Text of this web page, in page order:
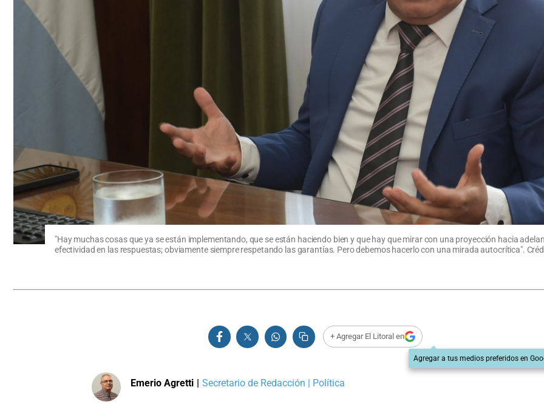
"Hay muchas cosas que ya se están implementando, que se están haciendo bien y que hay que mirar con una proyección hacia
efectividad en las respuestas; obviamente siempre respetando las garantías. Pero debemos hacerlo con una mirada autocrítica".
+ Agregar El Litoral en
Agregar a tus medios preferidos en
Emerio Agretti Secretario de Redacción | Política